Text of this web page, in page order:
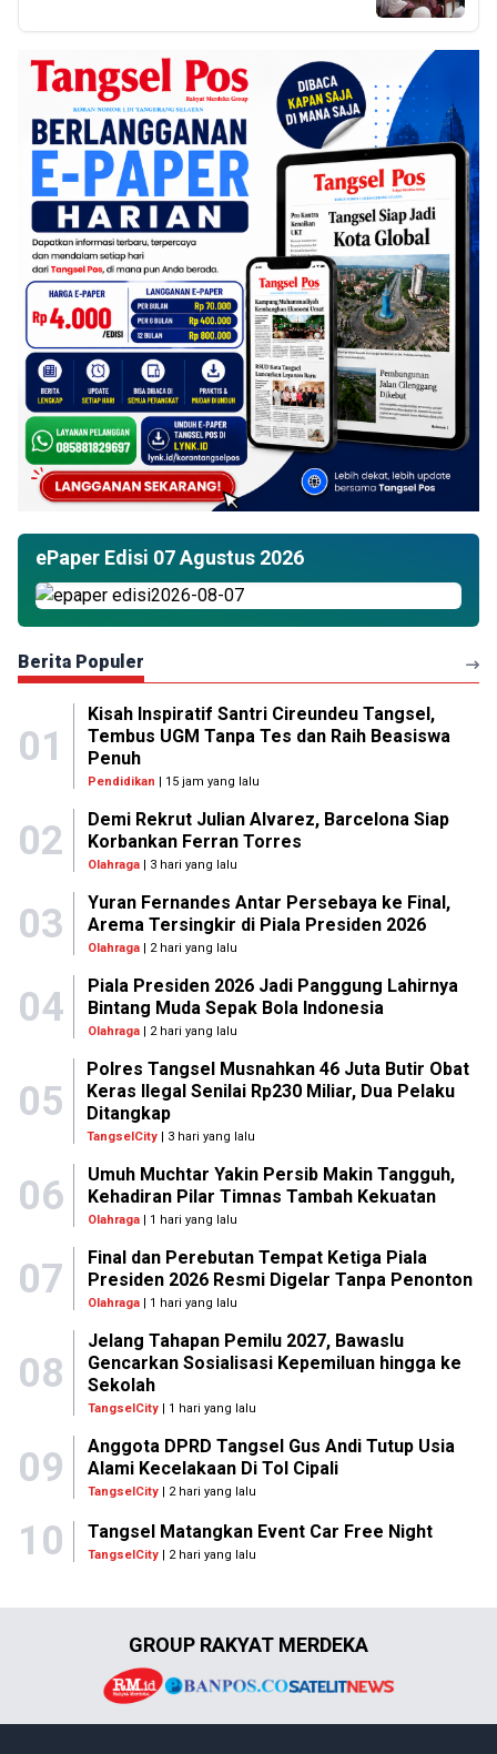
ePaper Edisi 07 Agustus 2026
Berita Populer
01
Kisah Inspiratif Santri Cireundeu Tangsel,
Tembus UGM Tanpa Tes dan Raih Beasiswa
Penuh
Pendidikan | 15 jam yang lalu
02
Demi Rekrut Julian Alvarez, Barcelona Siap
Korbankan Ferran Torres
Olahraga| 3 hari yang lalu
03
Yuran Fernandes Antar Persebaya ke Final,
Arema Tersingkir di Piala Presiden 2026
Olahraga| 2 hari yang lalu
04
Piala Presiden 2026 Jadi Panggung Lahirnya
Bintang Muda Sepak Bola Indonesia
Olahraga| 2 hari yang lalu
05
Polres Tangsel Musnahkan 46 Juta Butir Obat
Keras Ilegal Senilai Rp230 Miliar, Dua Pelaku
Ditangkap
TangselCity | 3 hari yang lalu
06
Umuh Muchtar Yakin Persib Makin Tangguh,
Kehadiran Pilar Timnas Tambah Kekuatan
Olahraga| 1 hari yang lalu
07
Final dan Perebutan Tempat Ketiga Piala
Presiden 2026 Resmi Digelar Tanpa Penonton
Olahraga| 1 hari yang lalu
08
Jelang Tahapan Pemilu 2027, Bawaslu
Gencarkan Sosialisasi Kepemiluan hingga ke
Sekolah
TangselCity| 1 hari yang lalu
09
Anggota DPRD Tangsel Gus Andi Tutup Usia
Alami Kecelakaan Di Tol Cipali
TangselCity| 2 hari yang lalu
10 Tangsel Matangkan Event Car Free Night
TangselCity | 2 hari yang lalu
GROUP RAKYAT MERDEKA